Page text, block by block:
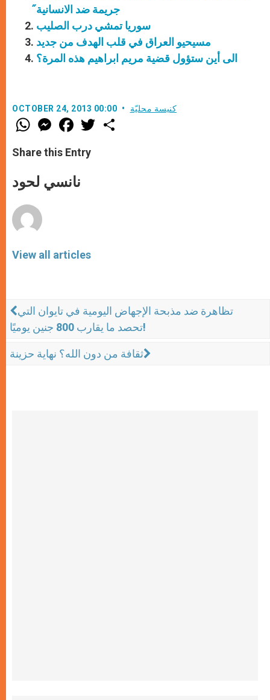
جريمة ضد الانسانية̋
سوريا تمشي درب الصليب
مسيحيو العراق في قلب الهدف من جديد
الى أين ستؤول قضية مريم ابراهيم هذه المرة؟
OCTOBER 24, 2013 00:00 كنيسة محليّة
W
h
t
s
p
p
M
e
s
e
e
F
a
e
b
o
k
w
Share this Entry
نانسي لحود
View all articles
تظاهرة ضد مذبحة الإجهاض اليومية في تايوان التي
تحصد ما يقارب 800 جنين يوميًا!
ثقافة من دون الله؟ نهاية حزينة